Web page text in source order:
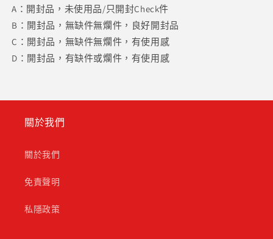
A：開封品，未使用品/只開封Check件
B：開封品，無缺件無爛件，良好開封品
C：開封品，無缺件無爛件，有使用感
D：開封品，有缺件或爛件，有使用感
關於我們
關於我們
免責聲明
私隱政策